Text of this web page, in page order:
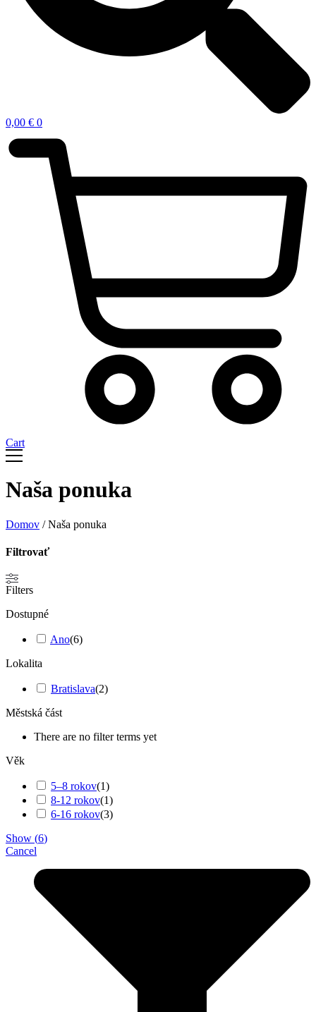
0,00 € 0
Cart
Naša ponuka
Domov / Naša ponuka
Filtrovať
Filters
Dostupné
Ano(6)
Lokalita
Bratislava(2)
Městská část
There are no filter terms yet
Věk
5–8 rokov(1)
8-12 rokov(1)
6-16 rokov(3)
Show (6)
Cancel